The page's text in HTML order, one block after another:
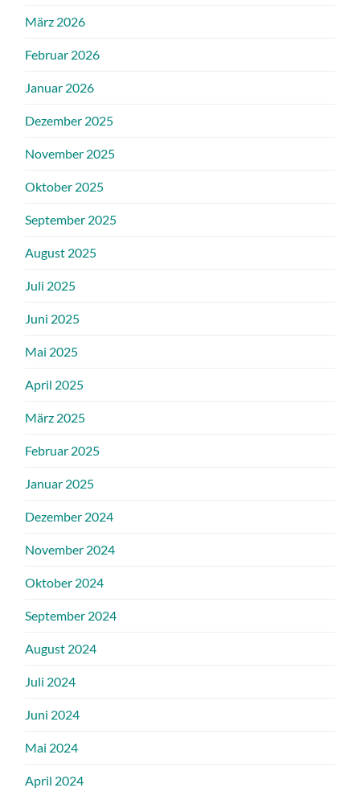
März 2026
Februar 2026
Januar 2026
Dezember 2025
November 2025
Oktober 2025
September 2025
August 2025
Juli 2025
Juni 2025
Mai 2025
April 2025
März 2025
Februar 2025
Januar 2025
Dezember 2024
November 2024
Oktober 2024
September 2024
August 2024
Juli 2024
Juni 2024
Mai 2024
April 2024